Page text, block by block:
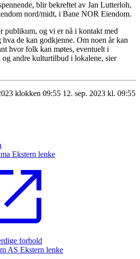
blir bekreftet av Jan Lutterloh,
nord/midt, i Bane NOR Eiendom.
publikum, og vi er nå i kontakt med
de kan godkjenne. Om noen år kan
hvor folk kan møtes, eventuelt i
andre kulturtilbud i lokalene, sier
klokken 09:55 12. sep. 2023 kl. 09:55
Ekstern lenke
forhold
AS Ekstern lenke